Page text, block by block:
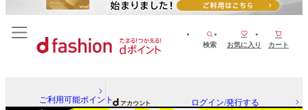
検索 お気に入り カート
ご利用可能ポイント ログイン/発行する